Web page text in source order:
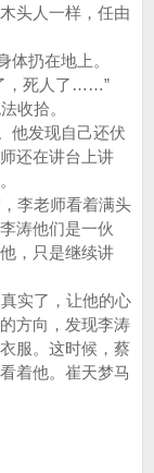
头人一样，任由
扔在地上。
，死人了……”
收拾。
他发现自己还伏
还在讲台上讲
李老师看着满头
涛他们是一伙
，只是继续讲
实了，让他的心
方向，发现李涛
服。这时候，蔡
着他。崔天梦马